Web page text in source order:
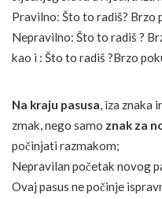
Pravilno: Što to radiš? Brzo
Nepravilno: Što to radiš ?
kao i : Što to radiš ?Brzo
Na kra­ju pa­su­sa, iza zna­ka
zmak, ne­go samo znak za
počinjati ra­zma­kom;
Nepravilan početak novog
Ovaj pasus ne počinje